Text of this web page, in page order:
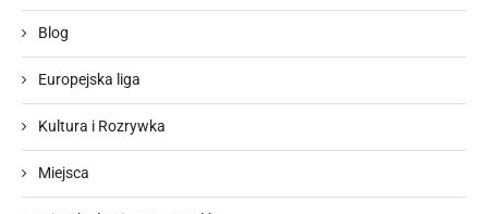
Blog
Europejska liga
Kultura i Rozrywka
Miejsca